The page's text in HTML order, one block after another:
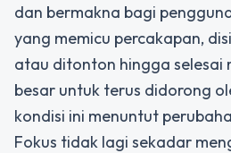
dan bermakna bagi
yang memicu percakapan,
atau ditonton hingga selesai
besar untuk terus didorong
kondisi ini menuntut
Fokus tidak lagi sekadar